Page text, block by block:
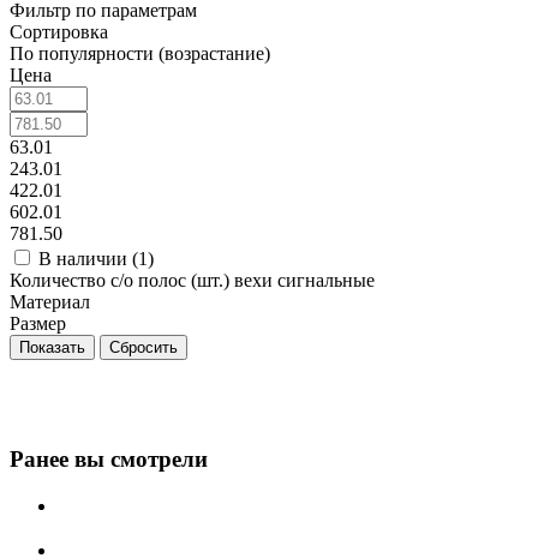
Фильтр по параметрам
Сортировка
По популярности (возрастание)
Цена
63.01
243.01
422.01
602.01
781.50
В наличии (1)
Количество с/о полос (шт.) вехи сигнальные
Материал
Размер
Сбросить
Ранее вы смотрели